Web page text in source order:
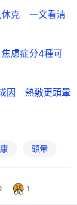
休克 一文看清
慮症分4種可
成因 熱敷更頭暈
頭暈
1